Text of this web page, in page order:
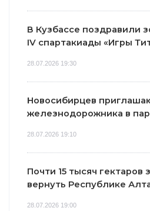
В Кузбассе поздравили
IV спартакиады «Игры
28.07.2026 19:30
Новосибирцев
железнодорожника в
28.07.2026 19:10
Почти 15 тысяч гектаров
вернуть Республике
28.07.2026 19:00